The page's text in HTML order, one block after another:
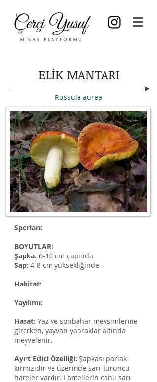
ELİK MANTARI
Russula aurea
Sporları:
BOYUTLARI​
Şapka: 6-10 cm çapında
Sap: 4-8 cm yüksekliğinde
Habitat:
Yayılımı:
Hasat: Yaz ve sonbahar mevsimlerine
girerken, yayvan yapraklar altında
meyvelenir.
Ayırt Edici Özelliği: Şapkası parlak
kırmızıdır ve üzerinde sarı-turuncu
hareler vardır. Lamellerin canlı sarı